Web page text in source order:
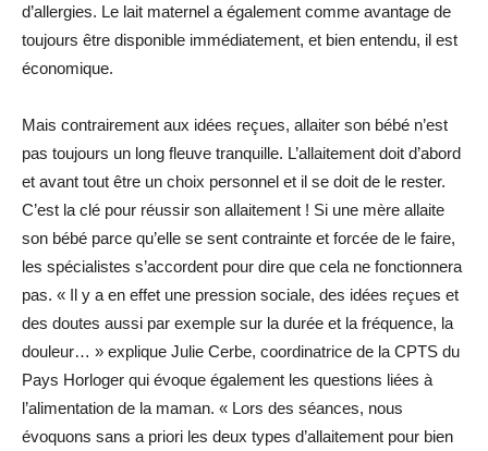
d’allergies. Le lait maternel a également comme avantage de
toujours être disponible immédiatement, et bien entendu, il est
économique.
Mais contrairement aux idées reçues, allaiter son bébé n’est
pas toujours un long fleuve tranquille. L’allaitement doit d’abord
et avant tout être un choix personnel et il se doit de le rester.
C’est la clé pour réussir son allaitement ! Si une mère allaite
son bébé parce qu’elle se sent contrainte et forcée de le faire,
les spécialistes s’accordent pour dire que cela ne fonctionnera
pas. « Il y a en effet une pression sociale, des idées reçues et
des doutes aussi par exemple sur la durée et la fréquence, la
douleur… » explique Julie Cerbe, coordinatrice de la CPTS du
Pays Horloger qui évoque également les questions liées à
l’alimentation de la maman. « Lors des séances, nous
évoquons sans a priori les deux types d’allaitement pour bien